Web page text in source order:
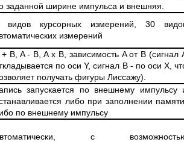
заданной ширине импульса и внешняя.
видов курсорных измерений, 30
измерений
+ B, A - B, A x B, зависимость A от B (сигнал
по оси Y, сигнал В - по оси Х,
получать фигуры Лиссажу).
запускается по внешнему импульсу
либо при заполнении
по внешнему импульсу
с